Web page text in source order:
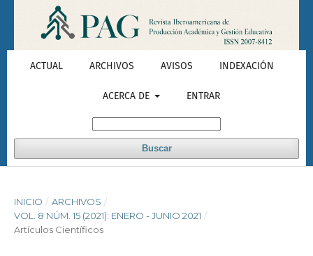
ACTUAL ARCHIVOS AVISOS INDEXACIÓN
ACERCA DE ENTRAR
Buscar
INICIO / ARCHIVOS /
VOL. 8 NÚM. 15 (2021): ENERO - JUNIO 2021 /
Artículos Científicos